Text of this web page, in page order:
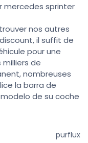
mercedes sprinter
nos autres
il suffit de
pour une
de
nombreuses
la barra de
de su coche
purflux